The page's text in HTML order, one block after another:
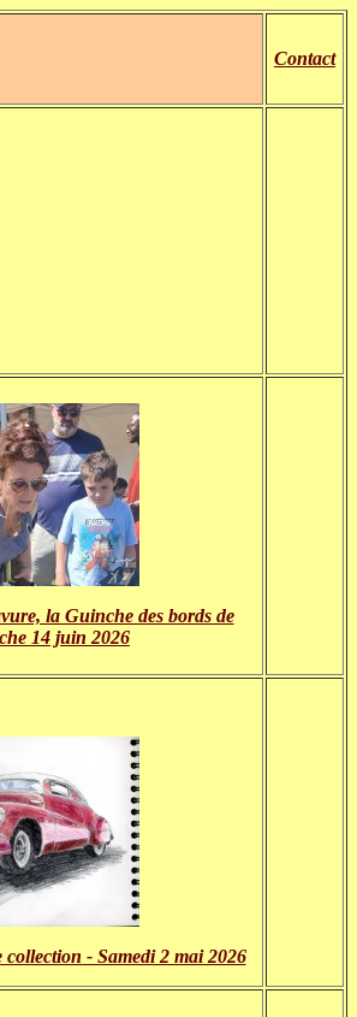
Contact
la Guinche des bords de
14 juin 2026
- Samedi 2 mai 2026